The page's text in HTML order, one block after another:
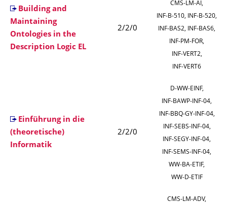
Building and
Maintaining
Ontologies in the
Description Logic EL
2/2/0
CMS‑LM‑AI,
INF‑B‑510, INF‑B‑520,
INF‑BAS2, INF‑BAS6,
INF‑PM‑FOR,
INF‑VERT2,
INF‑VERT6
Einführung in die
(theoretische)
Informatik
2/2/0
D‑WW‑EINF,
INF‑BAWP‑INF‑04,
INF‑BBQ‑GY‑INF‑04,
INF‑SEBS‑INF‑04,
INF‑SEGY‑INF‑04,
INF‑SEMS‑INF‑04,
WW‑BA‑ETIF,
WW‑D‑ETIF
CMS‑LM‑ADV,